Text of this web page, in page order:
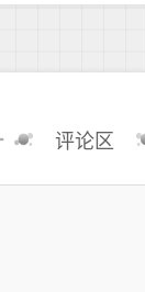
评论区